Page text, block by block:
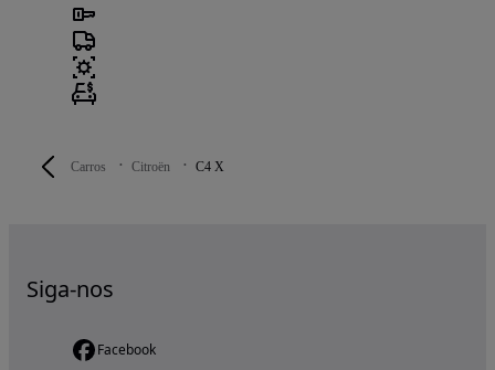
Carros Citroën C4 X
Siga-nos
Facebook